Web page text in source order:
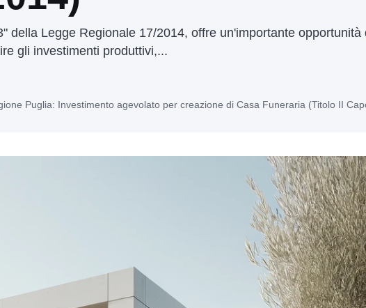
della Legge Regionale 17/2014, offre un'importante
gli investimenti produttivi,...
Puglia: Investimento agevolato per creazione di Casa Funeraria (Titolo II